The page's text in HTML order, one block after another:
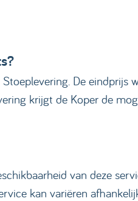
De eindprijs
krijgt de Koper de
van deze
kan variëren